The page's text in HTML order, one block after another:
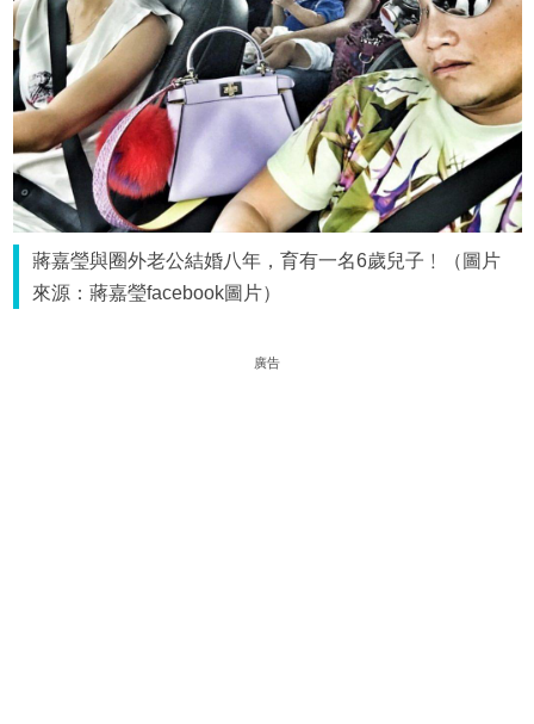
蔣嘉瑩與圈外老公結婚八年，育有一名6歲兒子﹗（圖片
來源：蔣嘉瑩facebook圖片）
廣告